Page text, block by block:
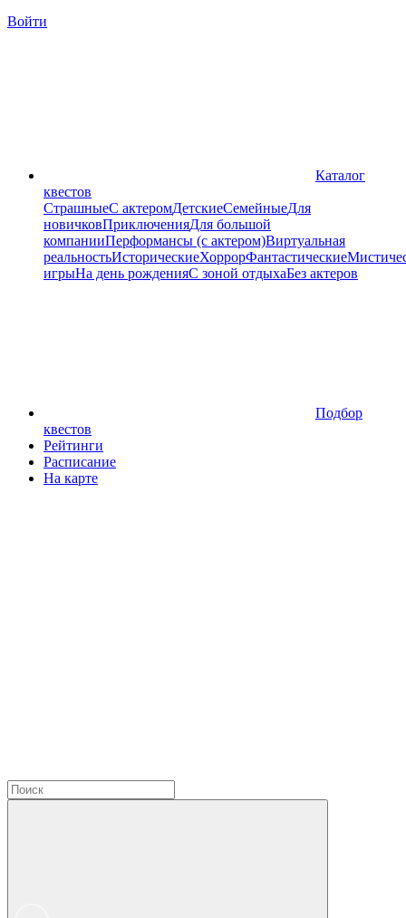
Войти
Каталог
квестов
СтрашныеС актеромДетскиеСемейныеДля
новичковПриключенияДля большой
компанииПерформансы (с актером)Виртуальная
реальностьИсторическиеХоррорФантастические
игрыНа день рожденияС зоной отдыхаБез актеров
Подбор
квестов
Рейтинги
Расписание
На карте